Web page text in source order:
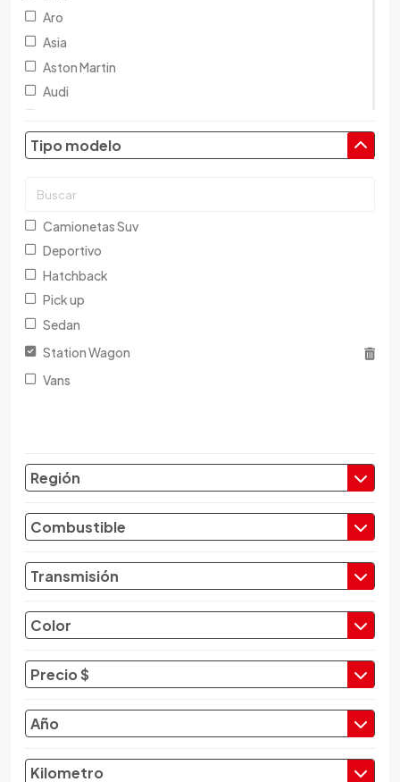
Aro
Asia
Aston Martin
Audi
Baic
Bentley
Buick
Changan
Changfeng
Chevrolet
Chrysler
Citroen
Cupra
Dacia
Daewoo
Daf
Daihatsu
Datsun
Dayun
Derbi
Dfsk
Dmc
Tipo modelo
Camionetas Suv
Deportivo
Hatchback
Pick up
Sedan
Station Wagon
Vans
Región
Combustible
Transmisión
Color
Precio $
Año
Kilometro